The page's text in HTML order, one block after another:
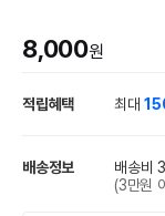
8,000원
적립혜택 최대
배송정보
배송비
(3만원